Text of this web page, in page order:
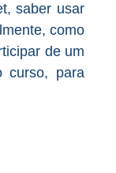
saber usar
como
de um
curso, para